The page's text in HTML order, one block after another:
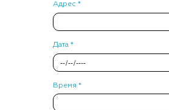
Адрес *
Дата *
Время *